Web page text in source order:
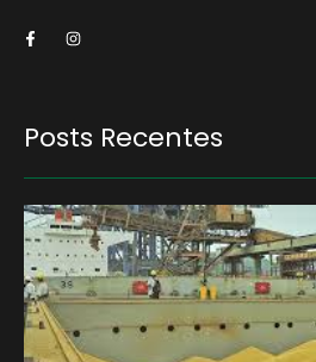
Posts Recentes